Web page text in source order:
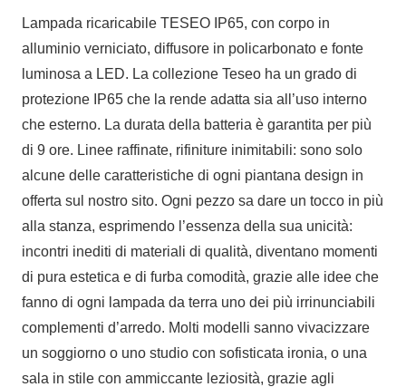
Lampada ricaricabile TESEO IP65, con corpo in
alluminio verniciato, diffusore in policarbonato e fonte
luminosa a LED. La collezione Teseo ha un grado di
protezione IP65 che la rende adatta sia all’uso interno
che esterno. La durata della batteria è garantita per più
di 9 ore. Linee raffinate, rifiniture inimitabili: sono solo
alcune delle caratteristiche di ogni piantana design in
offerta sul nostro sito. Ogni pezzo sa dare un tocco in più
alla stanza, esprimendo l’essenza della sua unicità:
incontri inediti di materiali di qualità, diventano momenti
di pura estetica e di furba comodità, grazie alle idee che
fanno di ogni lampada da terra uno dei più irrinunciabili
complementi d’arredo. Molti modelli sanno vivacizzare
un soggiorno o uno studio con sofisticata ironia, o una
sala in stile con ammiccante leziosità, grazie agli